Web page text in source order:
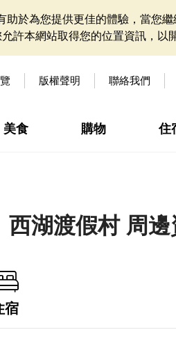
於為您提供更佳的體驗，當您
許本網站取得您的位置資訊，以
版權聲明 聯絡我們
美食 購物 住
西湖渡假村 周邊
宿